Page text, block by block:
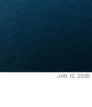
JAN 12, 2025